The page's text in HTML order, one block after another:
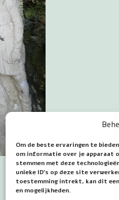
Om de beste ervaringen te
om informatie over je apparaat
stemmen met deze
unieke ID's op deze site
toestemming intrekt, kan dit een
en mogelijkheden.